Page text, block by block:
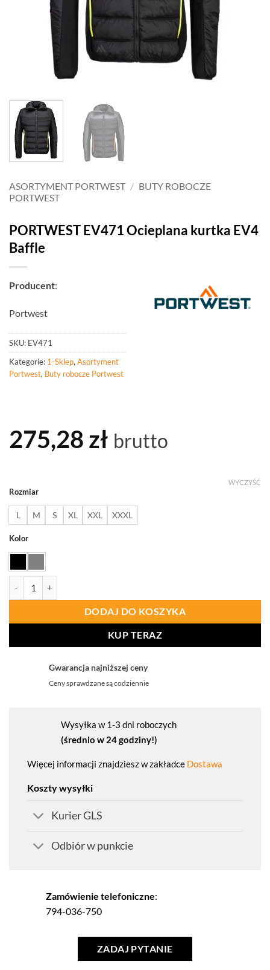
ASORTYMENT PORTWEST / BUTY ROBOCZE
PORTWEST
PORTWEST EV471 Ocieplana kurtka EV4
Baffle
Producent:
Portwest
SKU: EV471
Kategorie: 1-Sklep, Asortyment
Portwest, Buty robocze Portwest
275,28 zł brutto
Rozmiar
L M S XL XXL XXXL
Kolor
WYCZYŚĆ
DODAJ DO KOSZYKA
KUP TERAZ
Gwarancja najniższej ceny
Ceny sprawdzane są codziennie
Wysyłka w 1-3 dni roboczych
(średnio w 24 godziny!)
Więcej informacji znajdziesz w zakładce Dostawa
Koszty wysyłki
Kurier GLS
Odbiór w punkcie
Zamówienie telefoniczne:
794-036-750
ZADAJ PYTANIE